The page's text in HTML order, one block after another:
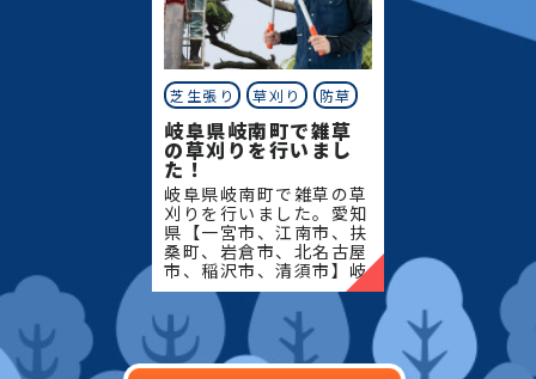
芝生張り 草刈り 防草
岐阜県岐南町で雑草
の草刈りを行いまし
た！
岐阜県岐南町で雑草の草
刈りを行いました。愛知
県【一宮市、江南市、扶
桑町、岩倉市、北名古屋
市、稲沢市、清須市】岐
阜県【岐阜市、各務原
市、岐南町、笠松町、羽
島市】地域密着で伐採・
抜根・剪定・草刈りなど
のお